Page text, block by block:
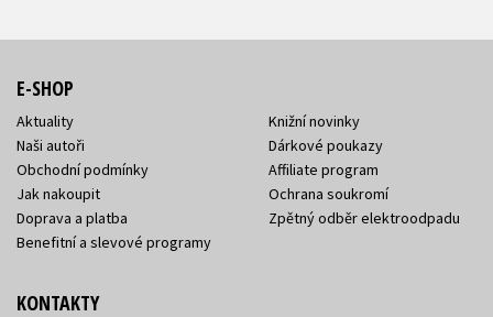
E-SHOP
Aktuality
Naši autoři
Obchodní podmínky
Jak nakoupit
Doprava a platba
Benefitní a slevové programy
Knižní novinky
Dárkové poukazy
Affiliate program
Ochrana soukromí
Zpětný odběr elektroodpadu
KONTAKTY